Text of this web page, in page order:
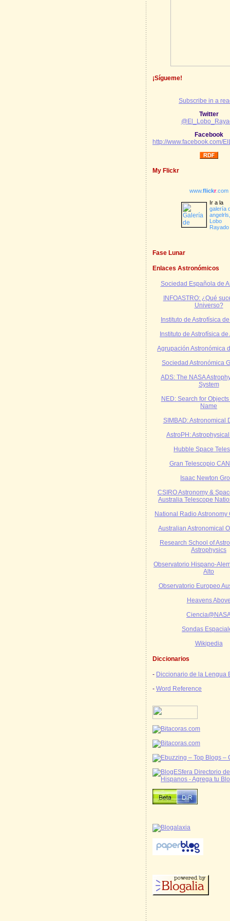
¡Sígueme!
Subscribe in a
Twitter
Facebook
http://www.facebook.com/
My Flickr
www.flickr.com
Ir a la
galería
Lobo
Rayado
Fase Lunar
Enlaces Astronómicos
Sociedad Española de
INFOASTRO: ¿Qué
Universo?
Instituto de Astrofísica
Instituto de Astrofísica
Agrupación Astronómica
Sociedad Astronómica
ADS: The NASA
System
NED: Search for
Name
SIMBAD: Astronomical
AstroPH:
Hubble Space
Gran Telescopio
Isaac Newton
CSIRO Astronomy &
Australia Telescope
National Radio Astronomy
Australian Astronomical
Research School of
Astrophysics
Observatorio Hispano-
Alto
Observatorio Europeo
Heavens
Sondas
Wikipedia
Diccionarios
- Diccionario de la Lengua
- Word Reference